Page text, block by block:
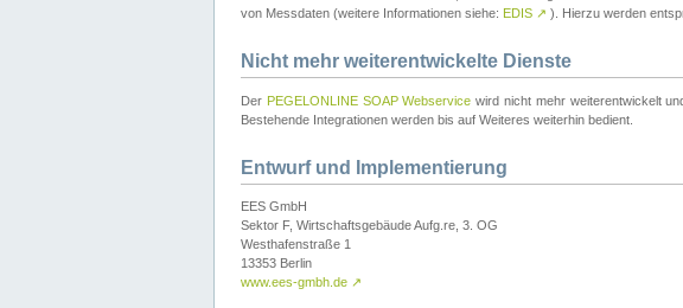
von Messdaten (weitere Informationen siehe: EDIS ↗ ). Hierzu werden
Nicht mehr weiterentwickelte Dienste
Der PEGELONLINE SOAP Webservice wird nicht mehr weiterentwickelt
Bestehende Integrationen werden bis auf Weiteres weiterhin bedient.
Entwurf und Implementierung
EES GmbH
Sektor F, Wirtschaftsgebäude Aufg.re, 3. OG
Westhafenstraße 1
13353 Berlin
www.ees-gmbh.de ↗